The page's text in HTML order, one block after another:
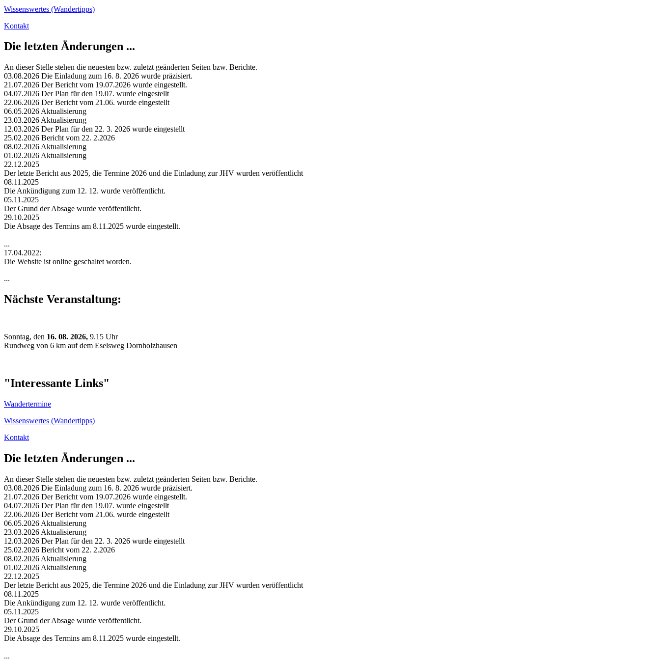
Wissenswertes (Wandertipps)
Kontakt
Die letzten Änderungen ...
An dieser Stelle stehen die neuesten bzw. zuletzt geänderten Seiten bzw. Berichte.
03.08.2026 Die Einladung zum 16. 8. 2026 wurde präzisiert.
21.07.2026 Der Bericht vom 19.07.2026 wurde eingestellt.
04.07.2026 Der Plan für den 19.07. wurde eingestellt
22.06.2026 Der Bericht vom 21.06. wurde eingestellt
06.05.2026 Aktualisierung
23.03.2026 Aktualisierung
12.03.2026 Der Plan für den 22. 3. 2026 wurde eingestellt
25.02.2026 Bericht vom 22. 2.2026
08.02.2026 Aktualisierung
01.02.2026 Aktualisierung
22.12.2025
Der letzte Bericht aus 2025, die Termine 2026 und die Einladung zur JHV wurden veröffentlicht
08.11.2025
Die Ankündigung zum 12. 12. wurde veröffentlicht.
05.11.2025
Der Grund der Absage wurde veröffentlicht.
29.10.2025
Die Absage des Termins am 8.11.2025 wurde eingestellt.
...
17.04.2022:
Die Website ist online geschaltet worden.
...
Nächste Veranstaltung:
Sonntag, den 16. 08. 2026, 9.15 Uhr
Rundweg von 6 km auf dem Eselsweg Dornholzhausen
"Interessante Links"
Wandertermine
Wissenswertes (Wandertipps)
Kontakt
Die letzten Änderungen ...
An dieser Stelle stehen die neuesten bzw. zuletzt geänderten Seiten bzw. Berichte.
03.08.2026 Die Einladung zum 16. 8. 2026 wurde präzisiert.
21.07.2026 Der Bericht vom 19.07.2026 wurde eingestellt.
04.07.2026 Der Plan für den 19.07. wurde eingestellt
22.06.2026 Der Bericht vom 21.06. wurde eingestellt
06.05.2026 Aktualisierung
23.03.2026 Aktualisierung
12.03.2026 Der Plan für den 22. 3. 2026 wurde eingestellt
25.02.2026 Bericht vom 22. 2.2026
08.02.2026 Aktualisierung
01.02.2026 Aktualisierung
22.12.2025
Der letzte Bericht aus 2025, die Termine 2026 und die Einladung zur JHV wurden veröffentlicht
08.11.2025
Die Ankündigung zum 12. 12. wurde veröffentlicht.
05.11.2025
Der Grund der Absage wurde veröffentlicht.
29.10.2025
Die Absage des Termins am 8.11.2025 wurde eingestellt.
...